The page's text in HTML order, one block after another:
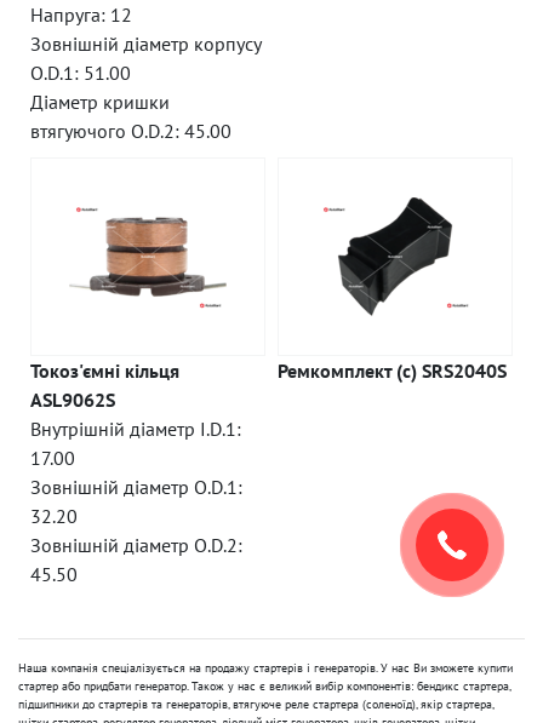
Напруга: 12
Зовнішній діаметр корпусу
O.D.1: 51.00
Діаметр кришки
втягуючого O.D.2: 45.00
Токоз'ємні кільця
ASL9062S
Внутрішній діаметр I.D.1:
17.00
Зовнішній діаметр O.D.1:
32.20
Зовнішній діаметр O.D.2:
45.50
Ремкомплект (c) SRS2040S
Наша компанія спеціалізується на продажу стартерів і генераторів. У нас Ви зможете купити
стартер або придбати генератор. Також у нас є великий вибір компонентів: бендикс стартера,
підшипники до стартерів та генераторів, втягуюче реле стартера (соленоїд), якір стартера,